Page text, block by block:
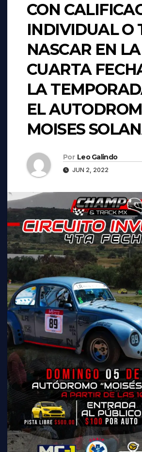
CON
INDIVIDUAL O
NASCAR EN LA
CUARTA
LA
EL
MOISES
Por Leo Galindo
JUN 2, 2022